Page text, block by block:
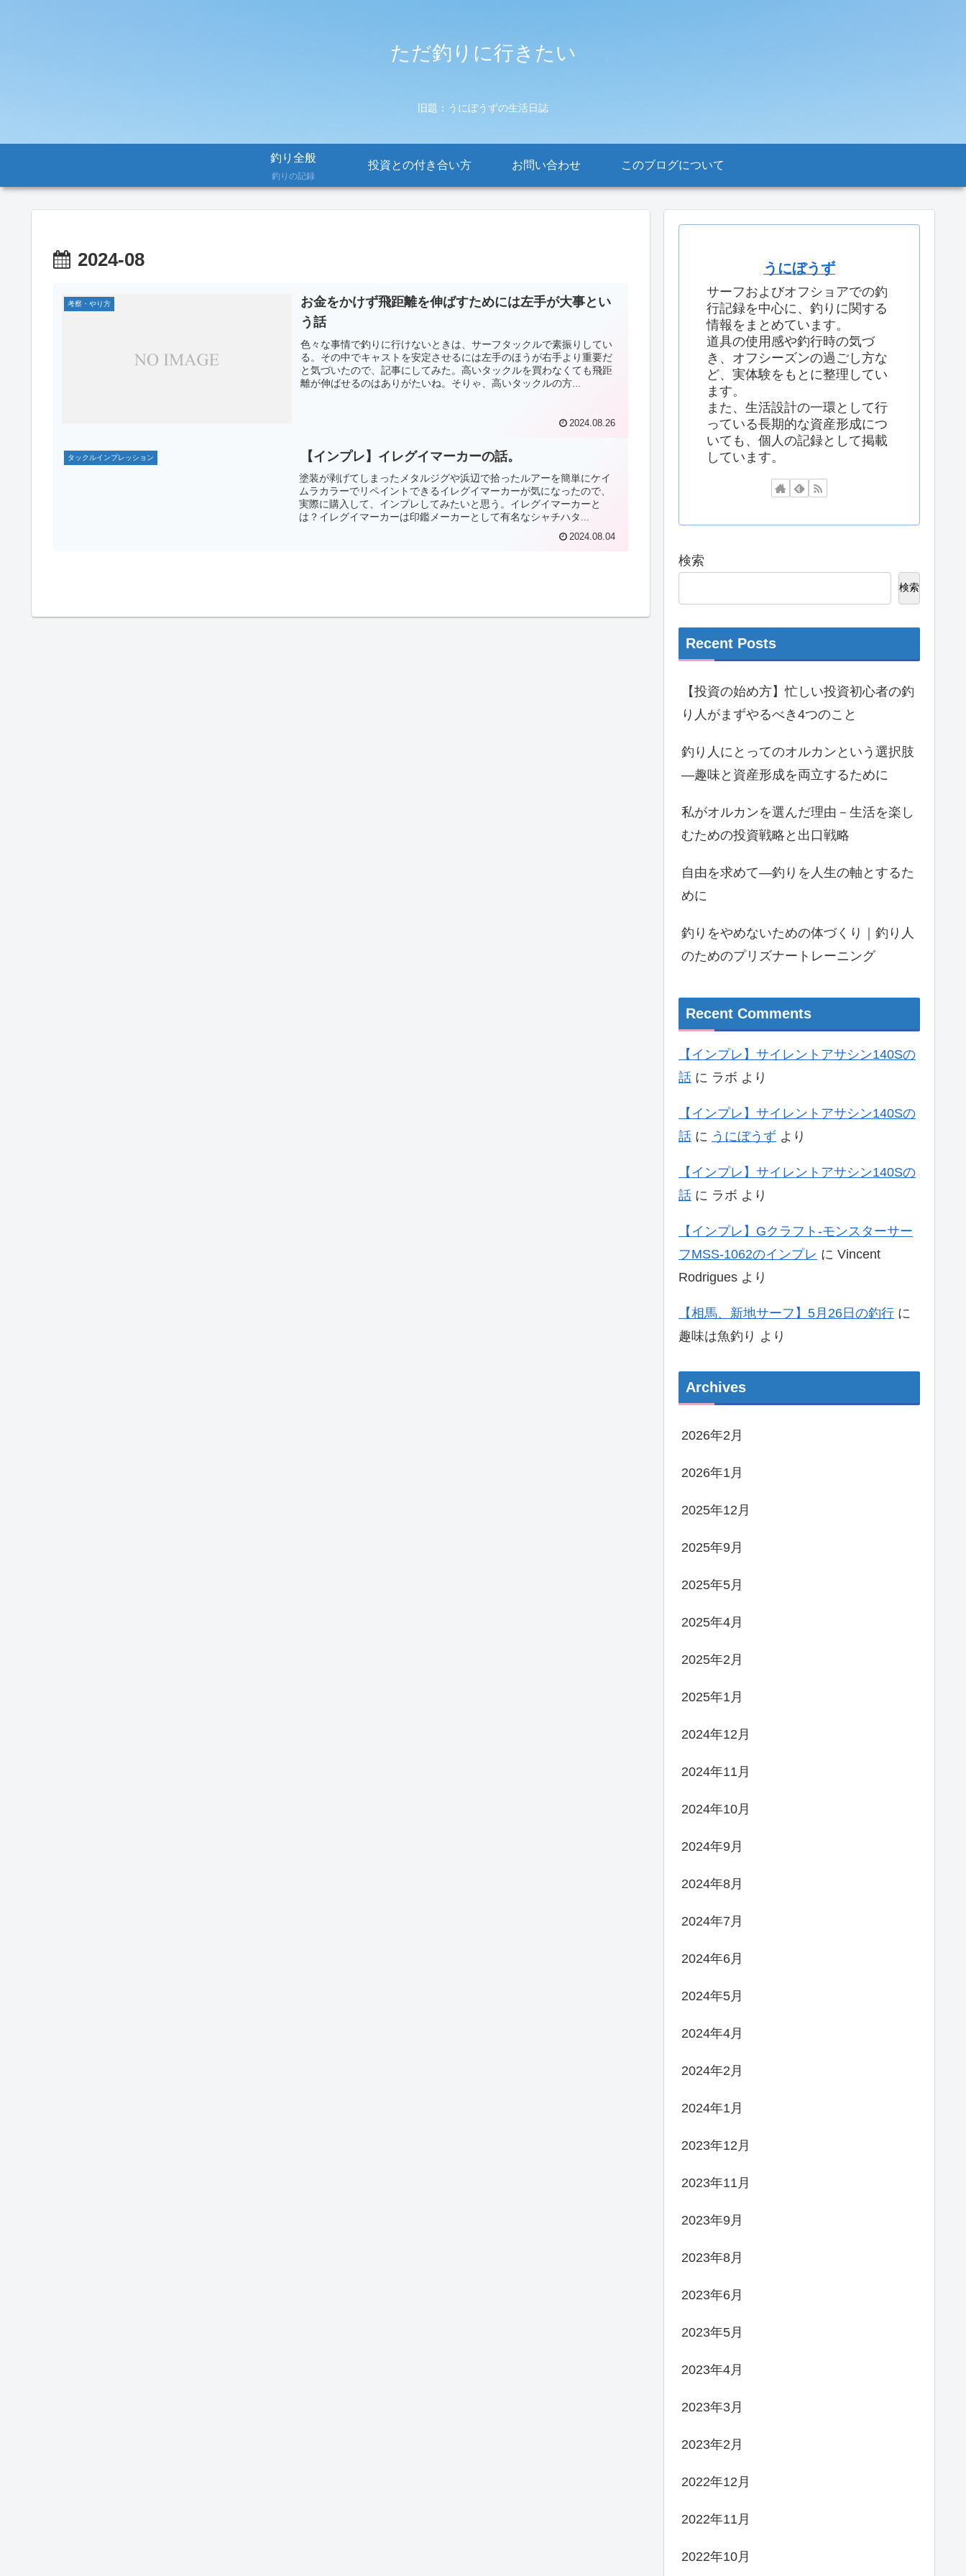
ただ釣りに行きたい
旧題：うにぼうずの生活日誌
釣り全般
釣りの記録
投資との付き合い方 お問い合わせ このブログについて
2024-08
考察・やり方
お金をかけず飛距離を伸ばすためには左手が大事とい
う話
色々な事情で釣りに行けないときは、サーフタックルで素振りしてい
る。その中でキャストを安定させるには左手のほうが右手より重要だ
と気づいたので、記事にしてみた。高いタックルを買わなくても飛距
離が伸ばせるのはありがたいね。そりゃ、高いタックルの方...
2024.08.26
タックルインプレッション 【インプレ】イレグイマーカーの話。
塗装が剥げてしまったメタルジグや浜辺で拾ったルアーを簡単にケイ
ムラカラーでリペイントできるイレグイマーカーが気になったので、
実際に購入して、インプレしてみたいと思う。イレグイマーカーと
は？イレグイマーカーは印鑑メーカーとして有名なシャチハタ...
2024.08.04
うにぼうず
サーフおよびオフショアでの釣
行記録を中心に、釣りに関する
情報をまとめています。
道具の使用感や釣行時の気づ
き、オフシーズンの過ごし方な
ど、実体験をもとに整理してい
ます。
また、生活設計の一環として行
っている長期的な資産形成につ
いても、個人の記録として掲載
しています。
検索
検索
Recent Posts
【投資の始め方】忙しい投資初心者の釣
り人がまずやるべき4つのこと
釣り人にとってのオルカンという選択肢
―趣味と資産形成を両立するために
私がオルカンを選んだ理由－生活を楽し
むための投資戦略と出口戦略
自由を求めて―釣りを人生の軸とするた
めに
釣りをやめないための体づくり｜釣り人
のためのプリズナートレーニング
Recent Comments
【インプレ】サイレントアサシン140Sの
話 に ラボ より
【インプレ】サイレントアサシン140Sの
話 に うにぼうず より
【インプレ】サイレントアサシン140Sの
話 に ラボ より
【インプレ】Gクラフト-モンスターサー
フMSS-1062のインプレ に Vincent
Rodrigues より
【相馬、新地サーフ】5月26日の釣行 に
趣味は魚釣り より
Archives
2026年2月
2026年1月
2025年12月
2025年9月
2025年5月
2025年4月
2025年2月
2025年1月
2024年12月
2024年11月
2024年10月
2024年9月
2024年8月
2024年7月
2024年6月
2024年5月
2024年4月
2024年2月
2024年1月
2023年12月
2023年11月
2023年9月
2023年8月
2023年6月
2023年5月
2023年4月
2023年3月
2023年2月
2022年12月
2022年11月
2022年10月